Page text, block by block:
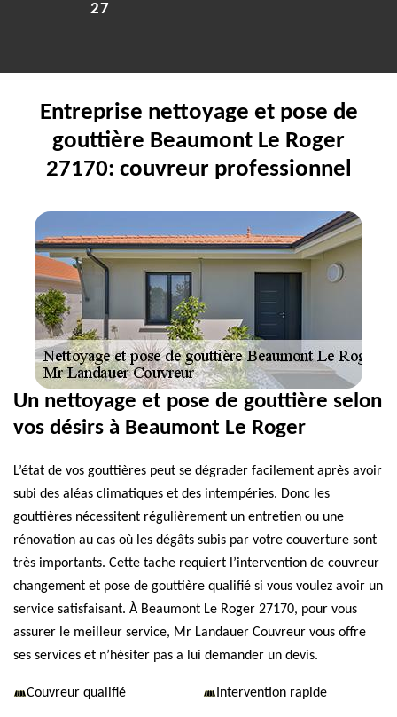
27
Entreprise nettoyage et pose de
gouttière Beaumont Le Roger
27170: couvreur professionnel
Un nettoyage et pose de gouttière selon
vos désirs à Beaumont Le Roger
L’état de vos gouttières peut se dégrader facilement après avoir
subi des aléas climatiques et des intempéries. Donc les
gouttières nécessitent régulièrement un entretien ou une
rénovation au cas où les dégâts subis par votre couverture sont
très importants. Cette tache requiert l’intervention de couvreur
changement et pose de gouttière qualifié si vous voulez avoir un
service satisfaisant. À Beaumont Le Roger 27170, pour vous
assurer le meilleur service, Mr Landauer Couvreur vous offre
ses services et n’hésiter pas a lui demander un devis.
Couvreur qualifié Intervention rapide